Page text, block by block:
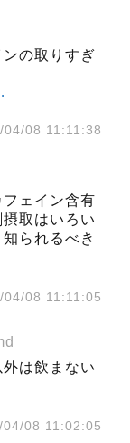
の取りすぎ
04/08 11:11:38
ェイン含有
取はいろい
られるべき
04/08 11:11:05
は飲まない
04/08 11:02:05